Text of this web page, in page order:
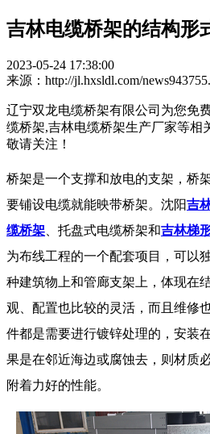
吉林电缆桥架的结构形
2023-05-24 17:38:00
来源：http://jl.hxsldl.com/
辽宁双龙电缆桥架有限公司为您免
缆桥架,吉林电缆桥架生产厂家等相
敬请关注！
桥架是一个支撑和放电的支架，桥
要铺设电缆就能映带桥架。沈阳吉
缆桥架 、托盘式电缆桥架和吉林梯
为布线工程的一个配套项目，可以
种建筑物上和管廊支架上，体现在
观、配置也比较的灵活，而且维修
件都是需要进行镀锌处理的，安装
果是在邻近海边或腐蚀去，则材质
附着力好的性能。